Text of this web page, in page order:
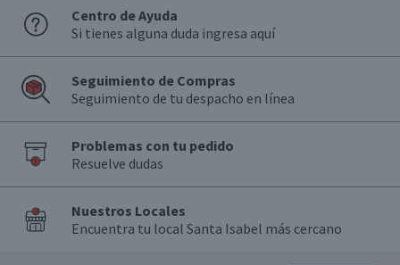
Centro de Ayuda
Si tienes alguna duda ingresa aquí
Seguimiento de Compras
Seguimiento de tu despacho en línea
Problemas con tu pedido
Resuelve dudas
Nuestros Locales
Encuentra tu local Santa Isabel más cercano